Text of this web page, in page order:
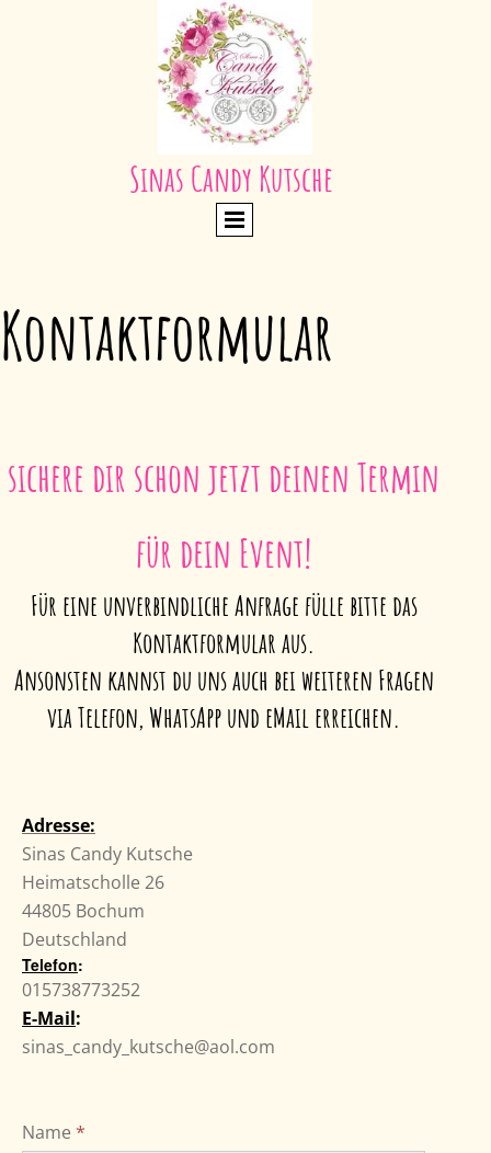
Sinas Candy Kutsche
Kontaktformular
sichere dir schon jetzt deinen Termin
für dein Event!
Für eine unverbindliche Anfrage fülle bitte das
Kontaktformular aus.
Ansonsten kannst du uns auch bei weiteren Fragen
via Telefon, WhatsApp und eMail erreichen.
Adresse:
Sinas Candy Kutsche
Heimatscholle 26
44805 Bochum
Deutschland
Telefon:
015738773252
E-Mail:
sinas_candy_kutsche@aol.com
Name *